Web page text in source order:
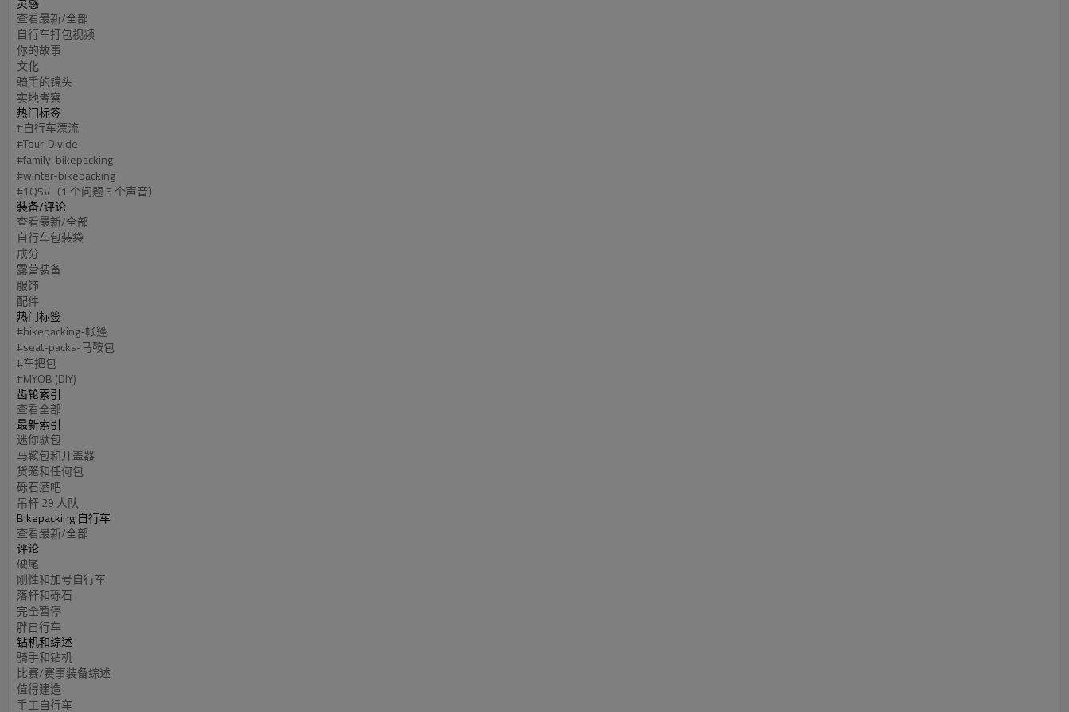
查看最新/全部
自行车打包视频
你的故事
文化
骑手的镜头
实地考察
热门标签
#自行车漂流
#Tour-Divide
#family-bikepacking
#winter-bikepacking
#1Q5V（1 个问题 5 个声音）
装备/评论
查看最新/全部
自行车包装袋
成分
露营装备
服饰
配件
热门标签
#bikepacking-帐篷
#seat-packs-马鞍包
#车把包
#MYOB (DIY)
齿轮索引
查看全部
最新索引
迷你驮包
马鞍包和开盖器
货笼和任何包
砾石酒吧
吊杆 29 人队
Bikepacking 自行车
查看最新/全部
评论
硬尾
刚性和加号自行车
落杆和砾石
完全暂停
胖自行车
钻机和综述
骑手和钻机
比赛/赛事装备综述
值得建造
手工自行车